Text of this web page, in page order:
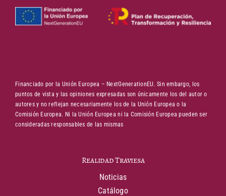
Realidad Traviesa
Noticias
Catálogo
Financiado por la Unión Europea – NextGenerationEU. Sin embargo, los
puntos de vista y las opiniones expresadas son únicamente los del autor o
autores y no reflejan necesariamente los de la Unión Europea o la
Comisión Europea. Ni la Unión Europea ni la Comisión Europea pueden ser
consideradas responsables de las mismas